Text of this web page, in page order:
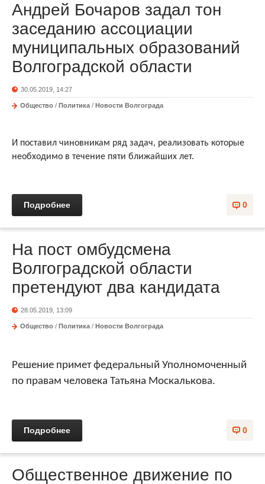
Андрей Бочаров задал тон
заседанию ассоциации
муниципальных образований
Волгоградской области
30.05.2019, 14:27
Общество / Политика / Новости Волгограда
И поставил чиновникам ряд задач, реализовать которые
необходимо в течение пяти ближайших лет.
0
Подробнее
На пост омбудсмена
Волгоградской области
претендуют два кандидата
28.05.2019, 13:09
Общество / Политика / Новости Волгограда
Решение примет федеральный Уполномоченный
по правам человека Татьяна Москалькова.
0
Подробнее
Общественное движение по